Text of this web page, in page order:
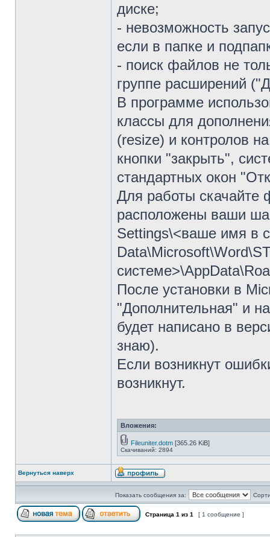
диске;
- невозможность
если в папке и
- поиск файлов не
группе расширений
В программе
классы для
(resize) и контролов
кнопки "закрыть",
стандартных окон
Для работы скачайте
расположены ваши
Settings\<ваше имя в
После установки в
"Дополнительная" и
будет написано в
знаю).
Если возникнут
возникнут.
Вложения:
Fileuniter.dotm [365.26 KiB]
Скачиваний: 2894
Вернуться наверх
Показать сообщения за:
Страница 1 из 1 [ 1 сообщение ]